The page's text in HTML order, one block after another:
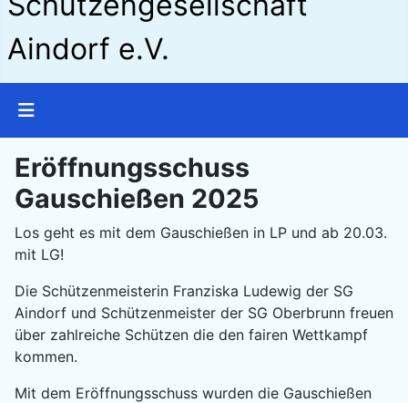
Aindorf e.V.
Eröffnungsschuss
Gauschießen 2025
Los geht es mit dem Gauschießen in LP und ab 20.03.
mit LG!
Die Schützenmeisterin Franziska Ludewig der SG
Aindorf und Schützenmeister der SG Oberbrunn freuen
über zahlreiche Schützen die den fairen Wettkampf
kommen.
Mit dem Eröffnungsschuss wurden die Gauschießen